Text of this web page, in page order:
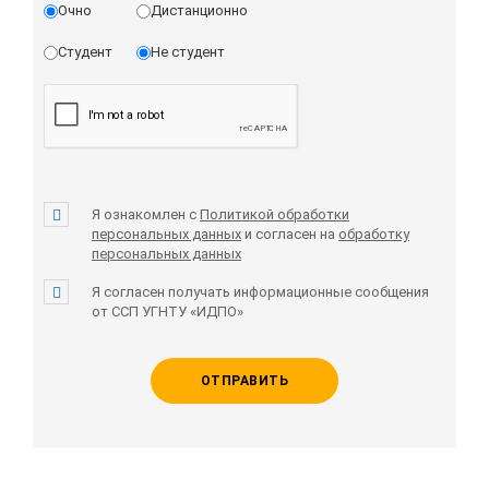
Очно Дистанционно
Студент Не студент
Я ознакомлен с Политикой обработки
персональных данных и согласен на обработку
персональных данных
Я согласен получать информационные сообщения
от ССП УГНТУ «ИДПО»
ОТПРАВИТЬ